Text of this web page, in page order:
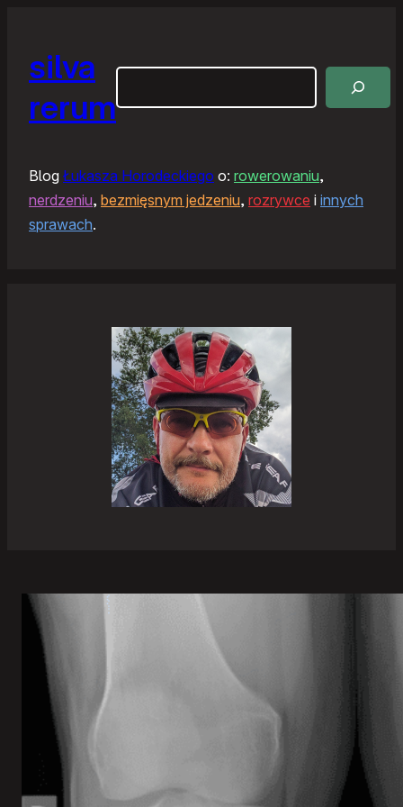
silva
rerum
Blog Łukasza Horodeckiego o: rowerowaniu,
nerdzeniu, bezmięsnym jedzeniu, rozrywce i innych
sprawach.